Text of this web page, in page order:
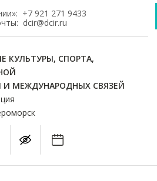
+7 921 271 9433
dcir@dcir.ru
КУЛЬТУРЫ, СПОРТА,
МЕЖДУНАРОДНЫХ СВЯЗЕЙ